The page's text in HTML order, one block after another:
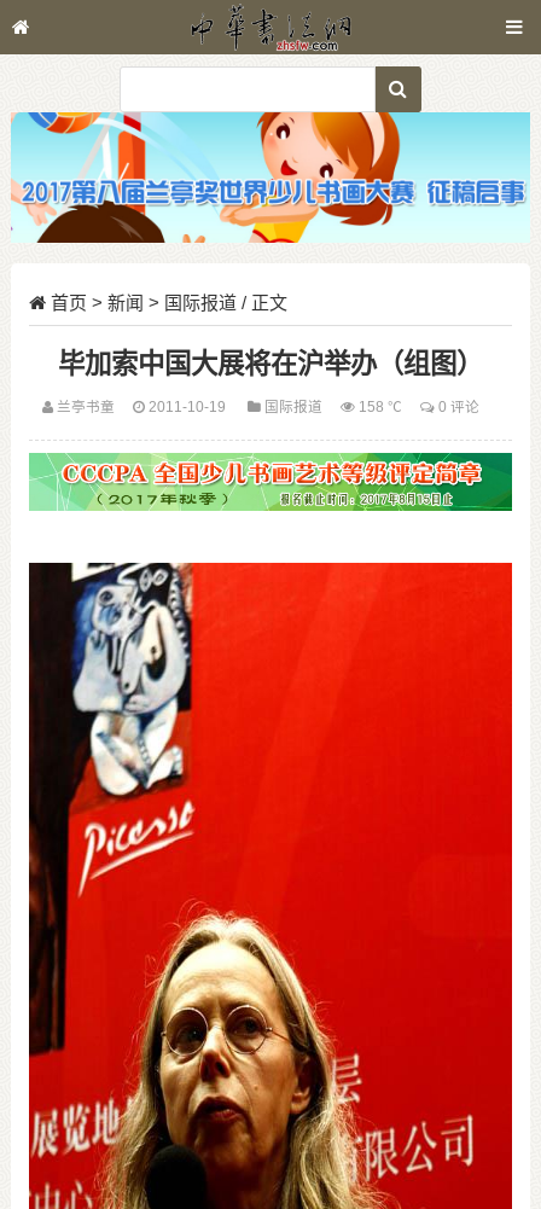
首页 > 新闻 > 国际报道/ 正文
毕加索中国大展将在沪举办（组图）
兰亭书童 2011-10-19 国际报道 158 ℃ 0 评论